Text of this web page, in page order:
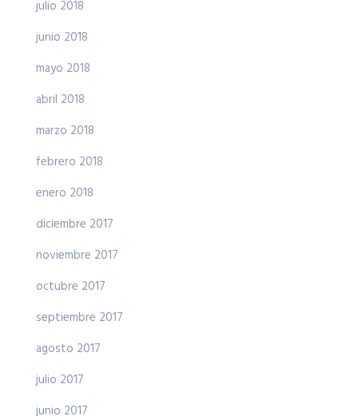
julio 2018
junio 2018
mayo 2018
abril 2018
marzo 2018
febrero 2018
enero 2018
diciembre 2017
noviembre 2017
octubre 2017
septiembre 2017
agosto 2017
julio 2017
junio 2017